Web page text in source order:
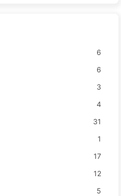
6
6
3
4
31
1
17
12
5